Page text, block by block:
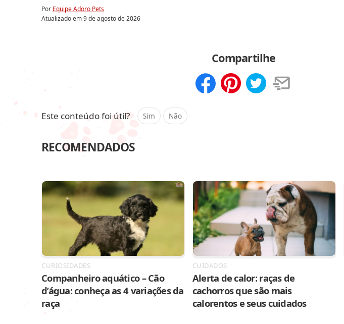
Por Equipe Adoro Pets
Atualizado em9 de agosto de 2026
Compartilhe
Este conteúdo foi útil? Sim Não
RECOMENDADOS
CURIOSIDADES
Companheiro aquático – Cão
d’água: conheça as 4 variações da
raça
CUIDADOS
Alerta de calor: raças de
cachorros que são mais
calorentos e seus cuidados